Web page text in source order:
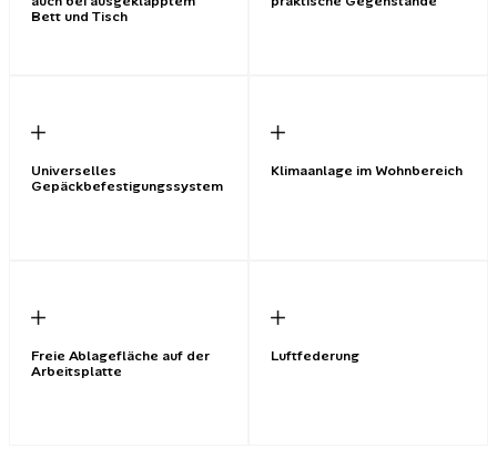
Bett und Tisch
Universelles
Gepäckbefestigungssystem
Klimaanlage im Wohnbereich
Freie Ablagefläche auf der
Arbeitsplatte
Luftfederung